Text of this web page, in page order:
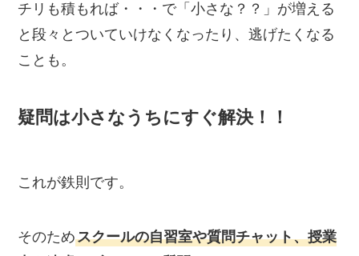
チリも積もれば・・・で「小さな？？」が増える
と段々とついていけなくなったり、逃げたくなる
ことも。
疑問は小さなうちにすぐ解決！！
これが鉄則です。
そのためスクールの自習室や質問チャット、授業